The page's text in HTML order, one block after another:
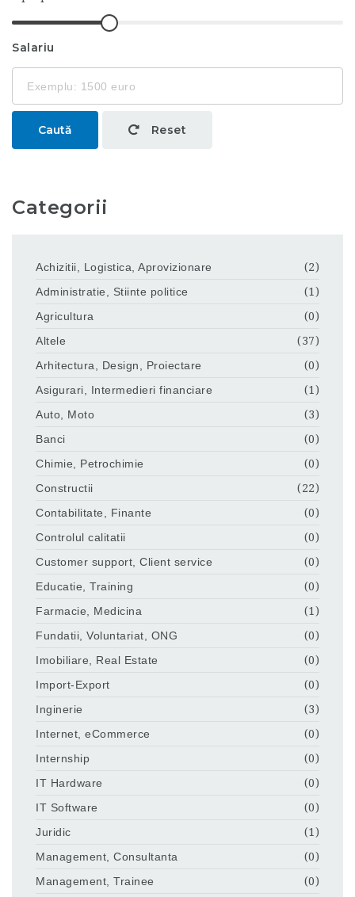
Salariu
Caută Reset
Categorii
Achizitii, Logistica, Aprovizionare
(2)
Administratie, Stiinte politice
(1)
Agricultura
(0)
Altele
(37)
Arhitectura, Design, Proiectare
(0)
Asigurari, Intermedieri financiare
(1)
Auto, Moto
(3)
Banci
(0)
Chimie, Petrochimie
(0)
Constructii
(22)
Contabilitate, Finante
(0)
Controlul calitatii
(0)
Customer support, Client service
(0)
Educatie, Training
(0)
Farmacie, Medicina
(1)
Fundatii, Voluntariat, ONG
(0)
Imobiliare, Real Estate
(0)
Import-Export
(0)
Inginerie
(3)
Internet, eCommerce
(0)
Internship
(0)
IT Hardware
(0)
IT Software
(0)
Juridic
(1)
Management, Consultanta
(0)
Management, Trainee
(0)